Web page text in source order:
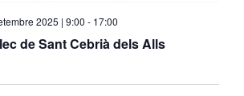
de Sant Cebrià dels Alls
2025 | 9:00 - 17:00